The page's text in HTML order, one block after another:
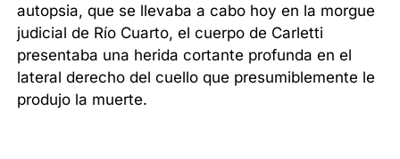
autopsia, que se llevaba a cabo hoy en la morgue
judicial de Río Cuarto, el cuerpo de Carletti
presentaba una herida cortante profunda en el
lateral derecho del cuello que presumiblemente le
produjo la muerte.